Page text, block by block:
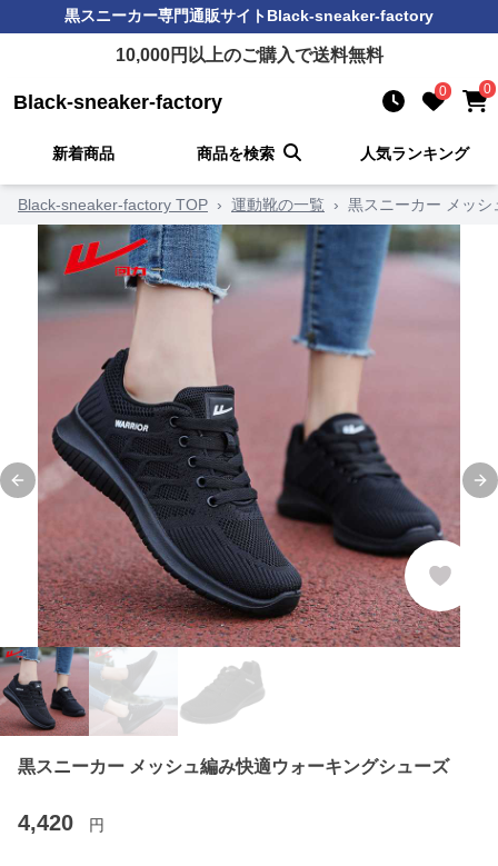
黒スニーカー専門通販サイトBlack-sneaker-factory
10,000円以上のご購入で送料無料
Black-sneaker-factory 0 0
新着商品 商品を検索 人気ランキング
Black-sneaker-factory TOP › 運動靴の一覧 › 黒スニーカー メッ
Previous slide
黒スニーカー メッシュ編み快適ウォーキングシューズ
4,420 円